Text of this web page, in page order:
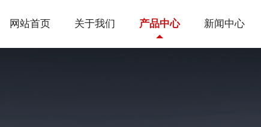
网站首页 关于我们 产品中心 新闻中心